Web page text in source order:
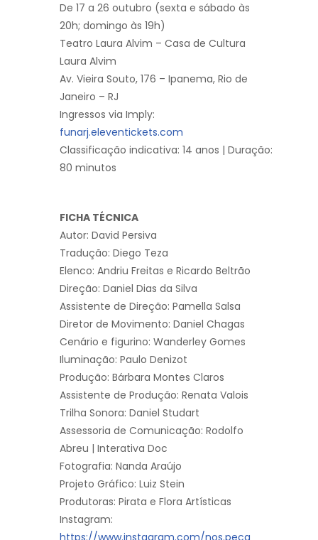
De 17 a 26 outubro (sexta e sábado às
20h; domingo às 19h)
Teatro Laura Alvim – Casa de Cultura
Laura Alvim
Av. Vieira Souto, 176 – Ipanema, Rio de
Janeiro – RJ
Ingressos via Imply:
funarj.eleventickets.com
Classificação indicativa: 14 anos | Duração:
80 minutos
FICHA TÉCNICA
Autor: David Persiva
Tradução: Diego Teza
Elenco: Andriu Freitas e Ricardo Beltrão
Direção: Daniel Dias da Silva
Assistente de Direção: Pamella Salsa
Diretor de Movimento: Daniel Chagas
Cenário e figurino: Wanderley Gomes
Iluminação: Paulo Denizot
Produção: Bárbara Montes Claros
Assistente de Produção: Renata Valois
Trilha Sonora: Daniel Studart
Assessoria de Comunicação: Rodolfo
Abreu | Interativa Doc
Fotografia: Nanda Araújo
Projeto Gráfico: Luiz Stein
Produtoras: Pirata e Flora Artísticas
Instagram: